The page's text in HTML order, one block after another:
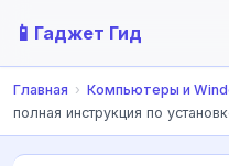
📱 Гаджет Гид
Главная › Компьютеры и
полная инструкция по